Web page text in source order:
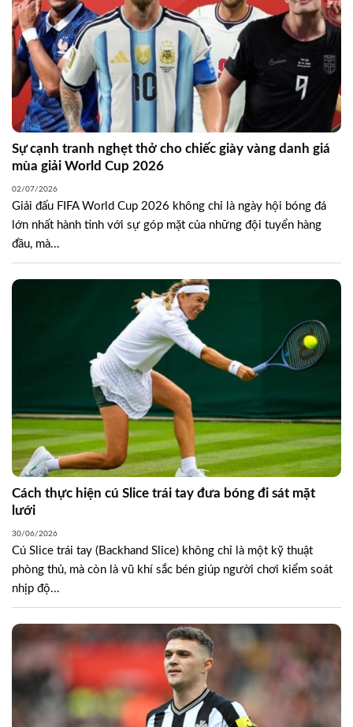
Sự cạnh tranh nghẹt thở cho chiếc giày vàng danh giá
mùa giải World Cup 2026
02/07/2026
Giải đấu FIFA World Cup 2026 không chỉ là ngày hội bóng đá
lớn nhất hành tinh với sự góp mặt của những đội tuyển hàng
đầu, mà...
Cách thực hiện cú Slice trái tay đưa bóng đi sát mặt
lưới
30/06/2026
Cú Slice trái tay (Backhand Slice) không chỉ là một kỹ thuật
phòng thủ, mà còn là vũ khí sắc bén giúp người chơi kiểm soát
nhịp độ...